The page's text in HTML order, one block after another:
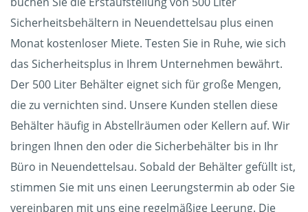
Sicherheitsbehältern in Neuendettelsau plus einen
Monat kostenloser Miete. Testen Sie in Ruhe, wie sich
das Sicherheitsplus in Ihrem Unternehmen bewährt.
Der 500 Liter Behälter eignet sich für große Mengen,
die zu vernichten sind. Unsere Kunden stellen diese
Behälter häufig in Abstellräumen oder Kellern auf. Wir
bringen Ihnen den oder die Sicherbehälter bis in Ihr
Büro in Neuendettelsau. Sobald der Behälter gefüllt ist,
stimmen Sie mit uns einen Leerungstermin ab oder Sie
vereinbaren mit uns eine regelmäßige Leerung. Die